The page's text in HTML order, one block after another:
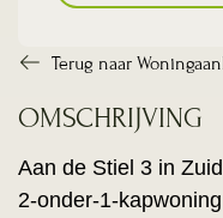
Terug naar
OMSCHRIJVING
Aan de Stiel 3 in
2-onder-1-